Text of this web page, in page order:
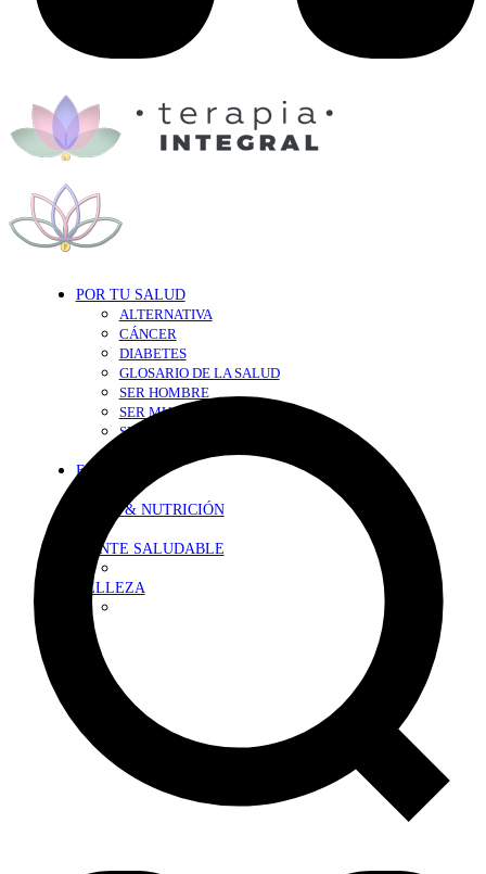
POR TU SALUD
ALTERNATIVA
CÁNCER
DIABETES
GLOSARIO DE LA SALUD
SER HOMBRE
SER MUJER
SEXY-SALUD
EN FORMA
DIETA & NUTRICIÓN
MENTE SALUDABLE
BELLEZA